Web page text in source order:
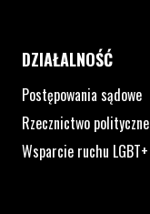
DZIAŁALNOŚĆ
Postępowania sądowe
Rzecznictwo polityczne
Wsparcie ruchu LGBT+